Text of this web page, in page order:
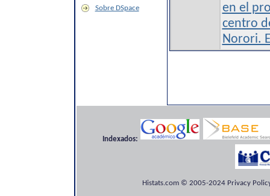
Sobre DSpace
en el
centro
Norori.
Indexados:
Histats.com © 2005-2024 Privacy